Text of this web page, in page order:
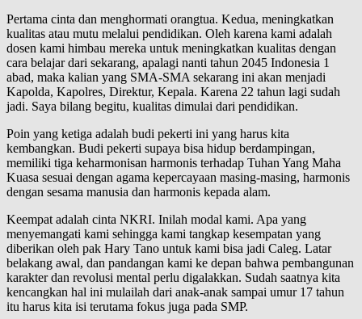
Pertama cinta dan menghormati orangtua. Kedua, meningkatkan
kualitas atau mutu melalui pendidikan. Oleh karena kami adalah
dosen kami himbau mereka untuk meningkatkan kualitas dengan
cara belajar dari sekarang, apalagi nanti tahun 2045 Indonesia 1
abad, maka kalian yang SMA-SMA sekarang ini akan menjadi
Kapolda, Kapolres, Direktur, Kepala. Karena 22 tahun lagi sudah
jadi. Saya bilang begitu, kualitas dimulai dari pendidikan.
Poin yang ketiga adalah budi pekerti ini yang harus kita
kembangkan. Budi pekerti supaya bisa hidup berdampingan,
memiliki tiga keharmonisan harmonis terhadap Tuhan Yang Maha
Kuasa sesuai dengan agama kepercayaan masing-masing, harmonis
dengan sesama manusia dan harmonis kepada alam.
Keempat adalah cinta NKRI. Inilah modal kami. Apa yang
menyemangati kami sehingga kami tangkap kesempatan yang
diberikan oleh pak Hary Tano untuk kami bisa jadi Caleg. Latar
belakang awal, dan pandangan kami ke depan bahwa pembangunan
karakter dan revolusi mental perlu digalakkan. Sudah saatnya kita
kencangkan hal ini mulailah dari anak-anak sampai umur 17 tahun
itu harus kita isi terutama fokus juga pada SMP.